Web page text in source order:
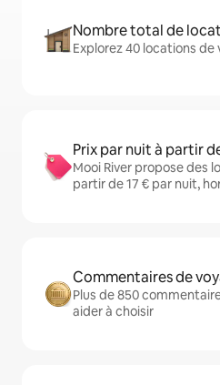
Nombre total de
Explorez 40 locations de
Prix par nuit à partir
Mooi River propose des
partir de 17 € par nuit,
Commentaires de
Plus de 850
aider à choisir